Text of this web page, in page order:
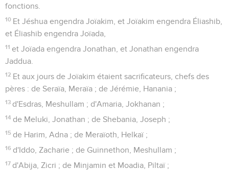
fonctions.
10 Et Jéshua engendra Joïakim, et Joïakim engendra Éliashib,
et Éliashib engendra Joïada,
11 et Joïada engendra Jonathan, et Jonathan engendra
Jaddua.
12 Et aux jours de Joïakim étaient sacrificateurs, chefs des
pères : de Seraïa, Meraïa ; de Jérémie, Hanania ;
13 d'Esdras, Meshullam ; d'Amaria, Jokhanan ;
14 de Meluki, Jonathan ; de Shebania, Joseph ;
15 de Harim, Adna ; de Meraïoth, Helkaï ;
16 d'Iddo, Zacharie ; de Guinnethon, Meshullam ;
17 d'Abija, Zicri ; de Minjamin et Moadia, Piltaï ;